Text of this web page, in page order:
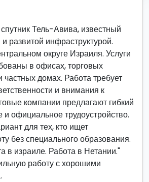
Тель-Авива, известный
развитой инфраструктурой.
округе Израиля. Услуги
в офисах, торговых
частных домах. Работа требует
и внимания к
компании предлагают гибкий
и официальное трудоустройство.
для тех, кто ищет
без специального образования.
в израиле. Работа в Нетании."
работу с хорошими